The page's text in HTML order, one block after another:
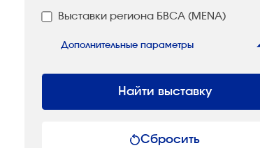
Выставки региона БВСА (MENA)
Дополнительные параметры
Найти выставку
Сбросить